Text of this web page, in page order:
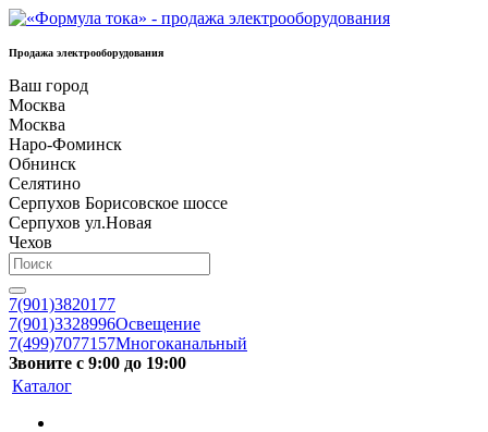
Продажа электрооборудования
Ваш город
Москва
Москва
Наро-Фоминск
Обнинск
Селятино
Серпухов Борисовское шоссе
Серпухов ул.Новая
Чехов
7(901)3820177
7(901)3328996Освещение
7(499)7077157Многоканальный
Звоните с 9:00 до 19:00
Каталог